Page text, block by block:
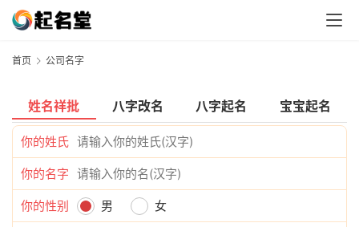
首页 公司名字
姓名祥批 八字改名 八字起名 宝宝起名
你的姓氏
你的名字
你的性别 男 女